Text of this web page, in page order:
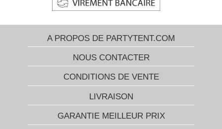
A PROPOS DE PARTYTENT.COM
NOUS CONTACTER
CONDITIONS DE VENTE
LIVRAISON
GARANTIE MEILLEUR PRIX